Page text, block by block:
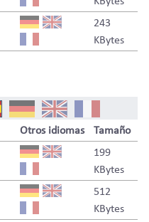
243
KBytes
Otros idiomas
Tamaño
199
KBytes
512
KBytes